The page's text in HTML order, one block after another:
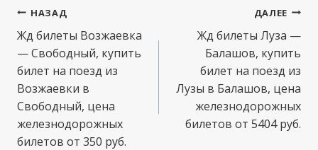
Навигация
по
записям
НАЗАД
Жд билеты Возжаевка
— Свободный, купить
билет на поезд из
Возжаевки в
Свободный, цена
железнодорожных
билетов от 350 руб.
ДАЛЕЕ
Жд билеты Луза —
Балашов, купить
билет на поезд из
Лузы в Балашов, цена
железнодорожных
билетов от 5404 руб.